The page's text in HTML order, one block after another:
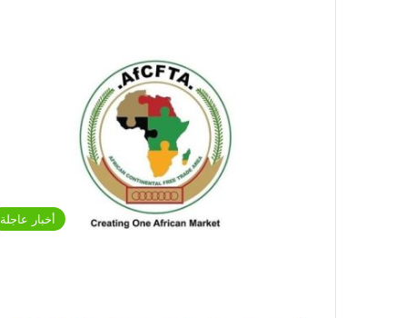
أخبار عاجلة